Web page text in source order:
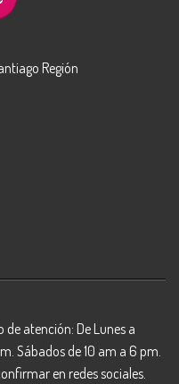
Región
de atención: De Lunes a
Sábados de 10 am a 6 pm.
en redes sociales.